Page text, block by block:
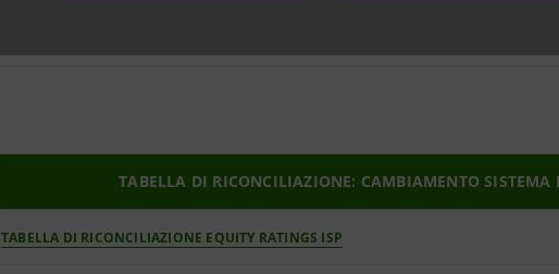
TABELLA DI RICONCILIAZIONE: CAMBIAMENTO
TABELLA DI RICONCILIAZIONE EQUITY RATINGS ISP